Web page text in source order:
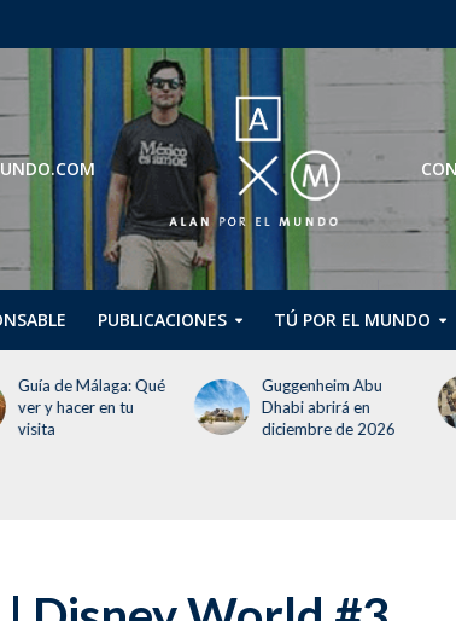
PUBLICACIONES TÚ POR EL MUNDO
Guggenheim Abu
Dhabi abrirá en
diciembre de 2026
Guía básica para
visitar Croacia